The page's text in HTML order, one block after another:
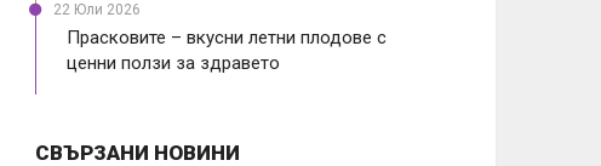
22 Юли 2026
Прасковите – вкусни летни плодове с
ценни ползи за здравето
СВЪРЗАНИ НОВИНИ